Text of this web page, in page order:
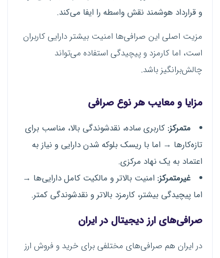
و قرارداد هوشمند نقش واسطه را ایفا می‌کند.
مزیت اصلی این صرافی‌ها امنیت بیشتر دارایی کاربران
است، اما کارمزد و پیچیدگی استفاده می‌تواند
چالش‌برانگیز باشد.
مزایا و معایب هر نوع صرافی
متمرکز: کاربری ساده، نقدشوندگی بالا، مناسب برای
تازه‌کارها → اما با ریسک بلوکه شدن دارایی و نیاز به
اعتماد به یک نهاد مرکزی.
غیرمتمرکز: امنیت بالاتر و مالکیت کامل دارایی‌ها →
اما پیچیدگی بیشتر، کارمزد بالاتر و نقدشوندگی کمتر.
صرافی‌های ارز دیجیتال در ایران
در ایران هم صرافی‌های مختلفی برای خرید و فروش ارز